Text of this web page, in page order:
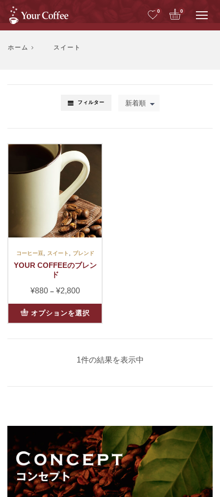
0 0
ホーム スイート
フィルター 新着順
コーヒー豆, スイート ブレンド
YOUR COFFEEのブレン
ド
¥880 – ¥2,800価
帯:
¥880
オプションを選択
品
は
エ
ー
シ
ョ
ン
が
あ
1件の結果を表示中